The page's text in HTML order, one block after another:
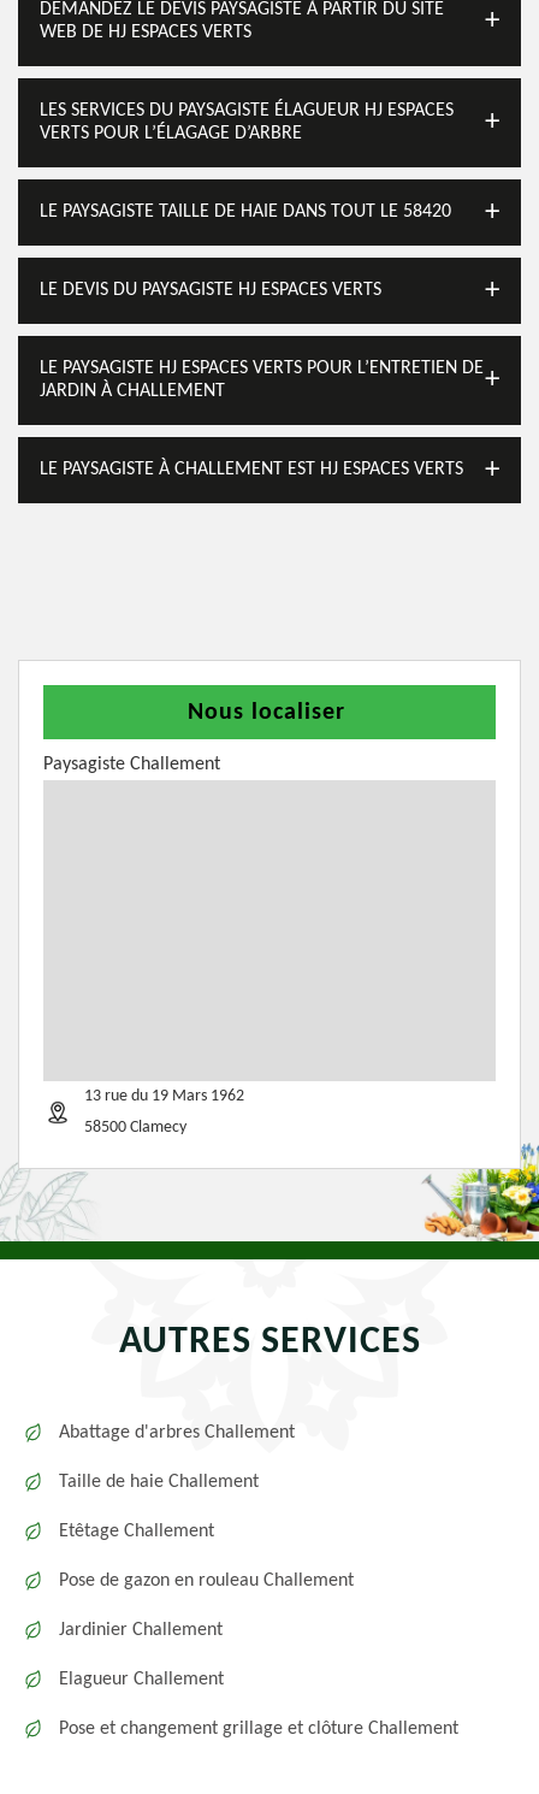
DEMANDEZ LE DEVIS PAYSAGISTE À PARTIR DU SITE
WEB DE HJ ESPACES VERTS
LES SERVICES DU PAYSAGISTE ÉLAGUEUR HJ ESPACES
VERTS POUR L’ÉLAGAGE D’ARBRE
LE PAYSAGISTE TAILLE DE HAIE DANS TOUT LE 58420
LE DEVIS DU PAYSAGISTE HJ ESPACES VERTS
LE PAYSAGISTE HJ ESPACES VERTS POUR L’ENTRETIEN DE
JARDIN À CHALLEMENT
LE PAYSAGISTE À CHALLEMENT EST HJ ESPACES VERTS
Nous localiser
Paysagiste Challement
13 rue du 19 Mars 1962
58500 Clamecy
AUTRES SERVICES
Abattage d'arbres Challement
Taille de haie Challement
Etêtage Challement
Pose de gazon en rouleau Challement
Jardinier Challement
Elagueur Challement
Pose et changement grillage et clôture Challement